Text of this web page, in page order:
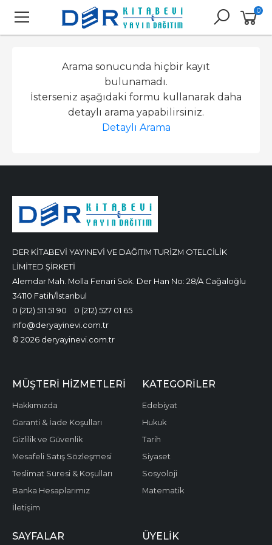
0
Arama sonucunda hiçbir kayıt
bulunamadı.
İsterseniz aşağıdaki formu kullanarak daha
detaylı arama yapabilirsiniz.
Detaylı Arama
DER KİTABEVİ YAYINEVİ VE DAĞITIM TURİZM OTELCİLİK
LİMİTED ŞİRKETİ
Alemdar Mah. Molla Fenari Sok. Der Han No: 28/A Cağaloğlu
34110 Fatih/İstanbul
0 (212) 511 51 90
0 (212) 527 01 65
info@deryayinevi.com.tr
© 2026 deryayinevi.com.tr
MÜŞTERI HIZMETLERI
Hakkımızda
Garanti & İade Koşulları
Gizlilik ve Güvenlik
Mesafeli Satış Sözleşmesi
Teslimat Süresi & Koşulları
Banka Hesaplarımız
İletişim
KATEGORILER
Edebiyat
Hukuk
Tarih
Siyaset
Sosyoloji
Matematik
SAYFALAR ÜYELIK